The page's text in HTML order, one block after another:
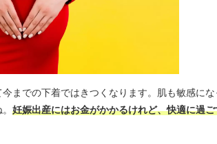
までの下着ではきつくなります。肌も敏感に
妊娠出産にはお金がかかるけれど、快適に過